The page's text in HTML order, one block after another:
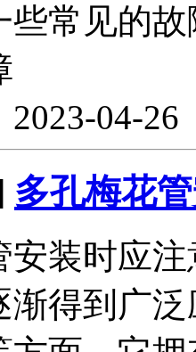
些常见的
2023-04-
多孔梅花
安装时应
渐得到广